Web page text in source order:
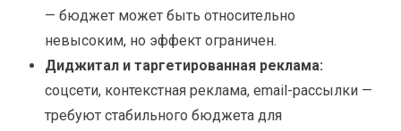
— бюджет может быть относительно
невысоким, но эффект ограничен.
Диджитал и таргетированная реклама:
соцсети, контекстная реклама, email-рассылки —
требуют стабильного бюджета для